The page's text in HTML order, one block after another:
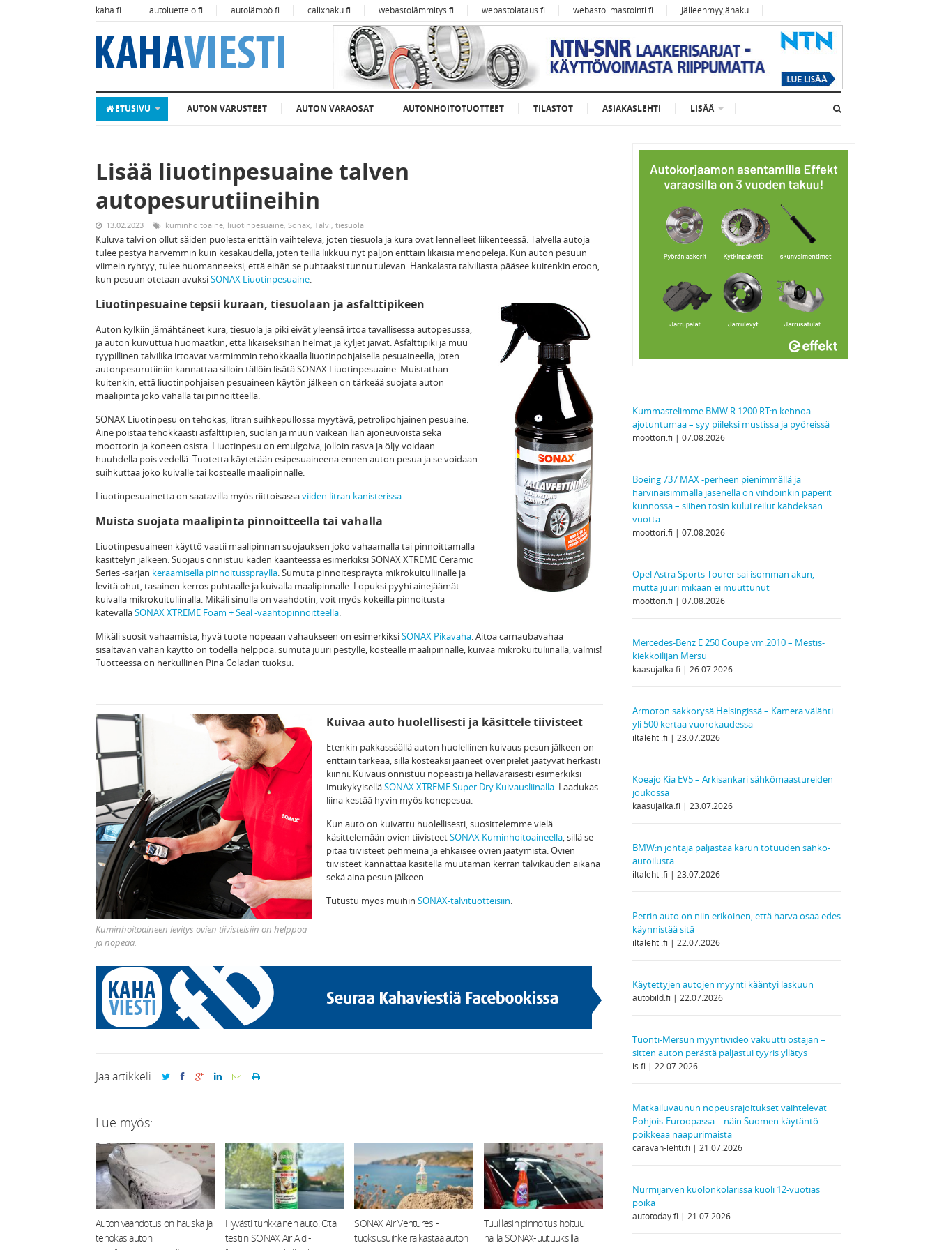
kaha.fi autoluettelo.fi autolämpö.fi calixhaku.fi webastolämmitys.fi webastolataus.fi webastoilmastointi.fi Jälleenmyyjähaku
ETUSIVU AUTON VARUSTEET AUTON VARAOSAT AUTONHOITOTUOTTEET TILASTOT ASIAKASLEHTI LISÄÄ
Lisää liuotinpesuaine talven
autopesurutiineihin
13.02.2023 kuminhoitoaine, liuotinpesuaine, Sonax, Talvi, tiesuola
Kuluva talvi on ollut säiden puolesta erittäin vaihteleva, joten tiesuola ja kura ovat lennelleet liikenteessä. Talvella autoja
tulee pestyä harvemmin kuin kesäkaudella, joten teillä liikkuu nyt paljon erittäin likaisia menopelejä. Kun auton pesuun
viimein ryhtyy, tulee huomanneeksi, että eihän se puhtaaksi tunnu tulevan. Hankalasta talviliasta pääsee kuitenkin eroon,
kun pesuun otetaan avuksiSONAX Liuotinpesuaine.
Liuotinpesuaine tepsii kuraan, tiesuolaan ja asfalttipikeen
Auton kylkiin jämähtäneet kura, tiesuola ja piki eivät yleensä irtoa tavallisessa autopesussa,
ja auton kuivuttua huomaatkin, että likaiseksihan helmat ja kyljet jäivät. Asfalttipiki ja muu
tyypillinen talvilika irtoavat varmimmin tehokkaalla liuotinpohjaisella pesuaineella, joten
autonpesurutiiniin kannattaa silloin tällöin lisätä SONAX Liuotinpesuaine. Muistathan
kuitenkin, että liuotinpohjaisen pesuaineen käytön jälkeen on tärkeää suojata auton
maalipinta joko vahalla tai pinnoitteella.
SONAX Liuotinpesu on tehokas, litran suihkepullossa myytävä, petrolipohjainen pesuaine.
Aine poistaa tehokkaasti asfalttipien, suolan ja muun vaikean lian ajoneuvoista sekä
moottorin ja koneen osista. Liuotinpesu on emulgoiva, jolloin rasva ja öljy voidaan
huuhdella pois vedellä. Tuotetta käytetään esipesuaineena ennen auton pesua ja se voidaan
suihkuttaa joko kuivalle tai kostealle maalipinnalle.
Liuotinpesuainetta on saatavilla myös riittoisassaviiden litran kanisterissa.
Muista suojata maalipinta pinnoitteella tai vahalla
Liuotinpesuaineen käyttö vaatii maalipinnan suojauksen joko vahaamalla tai pinnoittamalla
käsittelyn jälkeen. Suojaus onnistuu käden käänteessä esimerkiksi SONAX XTREME Ceramic
Series -sarjan keraamisella pinnoitusspraylla. Sumuta pinnoitesprayta mikrokuituliinalle ja
levitä ohut, tasainen kerros puhtaalle ja kuivalla maalipinnalle. Lopuksi pyyhi ainejäämät
kuivalla mikrokuituliinalla. Mikäli sinulla on vaahdotin, voit myös kokeilla pinnoitusta
kätevälläSONAX XTREME Foam + Seal -vaahtopinnoitteella.
Mikäli suosit vahaamista, hyvä tuote nopeaan vahaukseen on esimerkiksiSONAX Pikavaha. Aitoa carnaubavahaa
sisältävän vahan käyttö on todella helppoa: sumuta juuri pestylle, kostealle maalipinnalle, kuivaa mikrokuituliinalla, valmis!
Tuotteessa on herkullinen Pina Coladan tuoksu.
Kuminhoitoaineen levitys ovien tiivisteisiin on helppoa
ja nopeaa.
Kuivaa auto huolellisesti ja käsittele tiivisteet
Etenkin pakkassäällä auton huolellinen kuivaus pesun jälkeen on
erittäin tärkeää, sillä kosteaksi jääneet ovenpielet jäätyvät herkästi
kiinni. Kuivaus onnistuu nopeasti ja hellävaraisesti esimerkiksi
imukykyiselläSONAX XTREME Super Dry Kuivausliinalla. Laadukas
liina kestää hyvin myös konepesua.
Kun auto on kuivattu huolellisesti, suosittelemme vielä
käsittelemään ovien tiivisteetSONAX Kuminhoitoaineella, sillä se
pitää tiivisteet pehmeinä ja ehkäisee ovien jäätymistä. Ovien
tiivisteet kannattaa käsitellä muutaman kerran talvikauden aikana
sekä aina pesun jälkeen.
Tutustu myös muihin SONAX-talvituotteisiin.
Jaa artikkeli
Lue myös:
Auton vaahdotus on hauska ja
tehokas auton
Hyvästi tunkkainen auto! Ota
testiin SONAX Air Aid -
SONAX Air Ventures -
tuoksusuihke raikastaa auton
Tuulilasin pinnoitus hoituu
näillä SONAX-uutuuksilla
Kummastelimme BMW R 1200 RT:n kehnoa
ajotuntumaa – syy piileksi mustissa ja pyöreissä
moottori.fi 07.08.2026
Boeing 737 MAX -perheen pienimmällä ja
harvinaisimmalla jäsenellä on vihdoinkin paperit
kunnossa – siihen tosin kului reilut kahdeksan
vuotta
moottori.fi 07.08.2026
Opel Astra Sports Tourer sai isomman akun,
mutta juuri mikään ei muuttunut
moottori.fi 07.08.2026
Mercedes-Benz E 250 Coupe vm.2010 – Mestis-
kiekkoilijan Mersu
kaasujalka.fi 26.07.2026
Armoton sakkorysä Helsingissä – Kamera välähti
yli 500 kertaa vuorokaudessa
iltalehti.fi 23.07.2026
Koeajo Kia EV5 – Arkisankari sähkömaastureiden
joukossa
kaasujalka.fi 23.07.2026
BMW:n johtaja paljastaa karun totuuden sähkö­
autoilusta
iltalehti.fi 23.07.2026
Petrin auto on niin erikoinen, että harva osaa edes
käynnistää sitä
iltalehti.fi 22.07.2026
Käytettyjen autojen myynti kääntyi laskuun
autobild.fi 22.07.2026
Tuonti-Mersun myyntivideo vakuutti ostajan –
sitten auton perästä paljastui tyyris yllätys
is.fi 22.07.2026
Matkailuvaunun nopeusrajoitukset vaihtelevat
Pohjois-Euroopassa – näin Suomen käytäntö
poikkeaa naapurimaista
caravan-lehti.fi 21.07.2026
Nurmijärven kuolonkolarissa kuoli 12-vuotias
poika
autotoday.fi 21.07.2026